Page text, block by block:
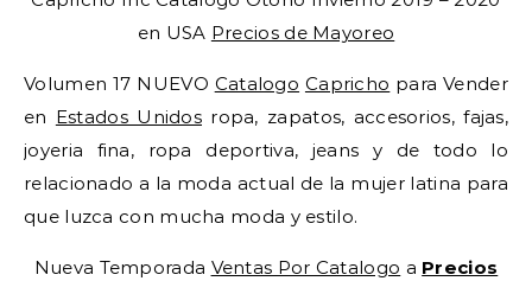
en USA Precios de Mayoreo
Volumen 17 NUEVO Catalogo Capricho para Vender
en Estados Unidos ropa, zapatos, accesorios, fajas,
joyeria fina, ropa deportiva, jeans y de todo lo
relacionado a la moda actual de la mujer latina para
que luzca con mucha moda y estilo.
Nueva Temporada Ventas Por Catalogo a Precios